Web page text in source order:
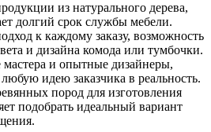
из натурального дерева,
долгий срок службы мебели.
к каждому заказу, возможность
и дизайна комода или тумбочки.
и опытные дизайнеры,
идею заказчика в реальность.
пород для изготовления
подобрать идеальный вариант